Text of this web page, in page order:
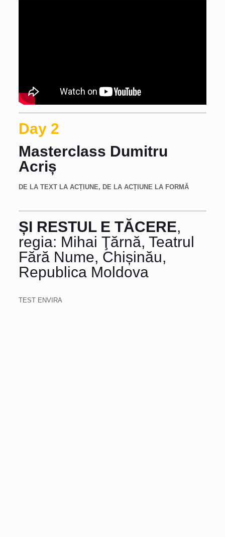
Day 2
Masterclass Dumitru
Acriș
DE LA TEXT LA ACȚIUNE, DE LA ACȚIUNE LA FORMĂ
ȘI RESTUL E TĂCERE,
regia: Mihai Ţărnă, Teatrul
Fără Nume, Chișinău,
Republica Moldova
TEST ENVIRA